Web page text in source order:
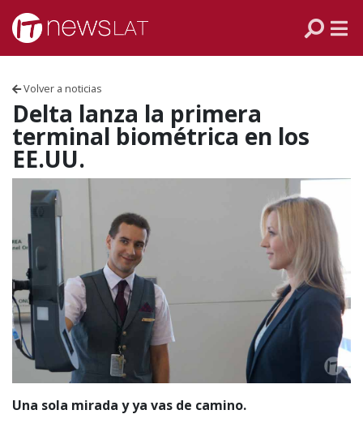
Skip to content
Volver a noticias
Delta lanza la primera
terminal biométrica en los
EE.UU.
Una sola mirada y ya vas de camino.
VENEZUELA
ECUADOR
MÉXICO